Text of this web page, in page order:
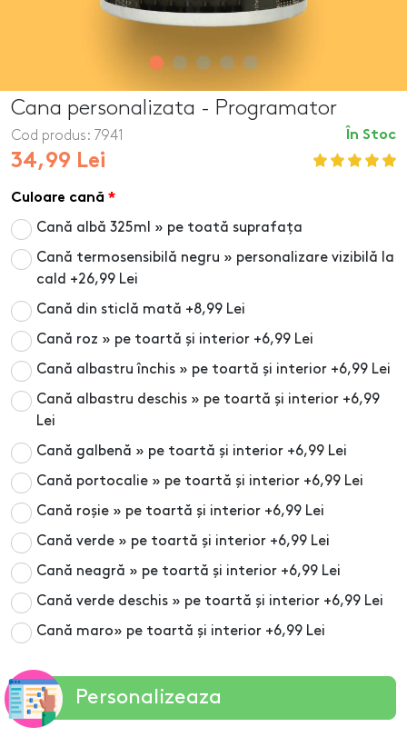
Cana personalizata - Programator
În Stoc
Cod produs: 7941
34,99 Lei
Culoare cană
Cană albă 325ml » pe toată suprafața
Cană termosensibilă negru » personalizare vizibilă la
cald +26,99 Lei
Cană din sticlă mată +8,99 Lei
Cană roz » pe toartă și interior +6,99 Lei
Cană albastru închis » pe toartă și interior +6,99 Lei
Cană albastru deschis » pe toartă și interior +6,99
Lei
Cană galbenă » pe toartă și interior +6,99 Lei
Cană portocalie » pe toartă și interior +6,99 Lei
Cană roșie » pe toartă și interior +6,99 Lei
Cană verde » pe toartă și interior +6,99 Lei
Cană neagră » pe toartă și interior +6,99 Lei
Cană verde deschis » pe toartă și interior +6,99 Lei
Cană maro» pe toartă și interior +6,99 Lei
Personalizeaza